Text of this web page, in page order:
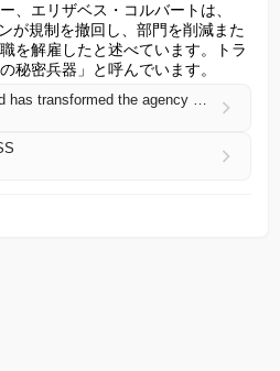
、エリザベス・コルバートは、
が規制を撤回し、部門を削減また
を解雇したと述べています。トラ
秘密兵器」と呼んでいます。
How Trump's EPA head has transformed the agency — and sided with polluters